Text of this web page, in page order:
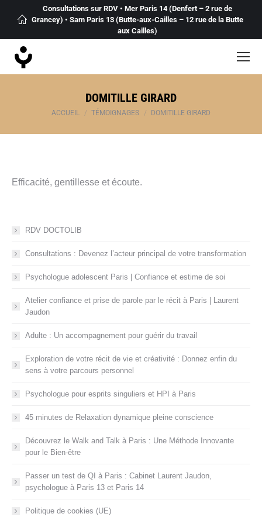
Consultations sur RDV • Mer Paris 14 (Denfert – 2 rue de
Grancey) • Sam Paris 13 (Butte-aux-Cailles – 12 rue de la Butte
aux Cailles)
DOMITILLE GIRARD
Vous êtes ici :
ACCUEIL TÉMOIGNAGES DOMITILLE GIRARD
Efficacité, gentillesse et écoute.
RDV DOCTOLIB
Consultations : Devenez l’acteur principal de votre transformation
Psychologue adolescent Paris | Confiance et estime de soi
Atelier confiance et prise de parole par le récit à Paris | Laurent
Jaudon
Adulte : Un accompagnement pour guérir du travail
Exploration de votre récit de vie et créativité : Donnez enfin du
sens à votre parcours personnel
Psychologue pour esprits singuliers et HPI à Paris
45 minutes de Relaxation dynamique pleine conscience
Découvrez le Walk and Talk à Paris : Une Méthode Innovante
pour le Bien-être
Passer un test de QI à Paris : Cabinet Laurent Jaudon,
psychologue à Paris 13 et Paris 14
Politique de cookies (UE)